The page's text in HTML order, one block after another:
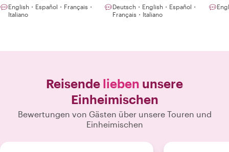
English・Español・Français・
Italiano
Deutsch・English・Español・
Français・Italiano
Reisende lieben unsere
Einheimischen
Bewertungen von Gästen über unsere Touren und
Einheimischen